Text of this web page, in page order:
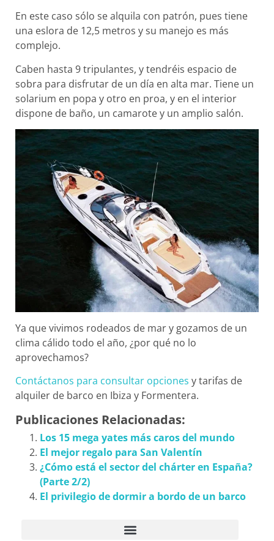
En este caso sólo se alquila con patrón, pues tiene
una eslora de 12,5 metros y su manejo es más
complejo.
Caben hasta 9 tripulantes, y tendréis espacio de
sobra para disfrutar de un día en alta mar. Tiene un
solarium en popa y otro en proa, y en el interior
dispone de baño, un camarote y un amplio salón.
Ya que vivimos rodeados de mar y gozamos de un
clima cálido todo el año, ¿por qué no lo
aprovechamos?
Contáctanos para consultar opciones y tarifas de
alquiler de barco en Ibiza y Formentera.
Publicaciones Relacionadas:
Los 15 mega yates más caros del mundo
El mejor regalo para San Valentín
¿Cómo está el sector del chárter en España?
(Parte 2/2)
El privilegio de dormir a bordo de un barco